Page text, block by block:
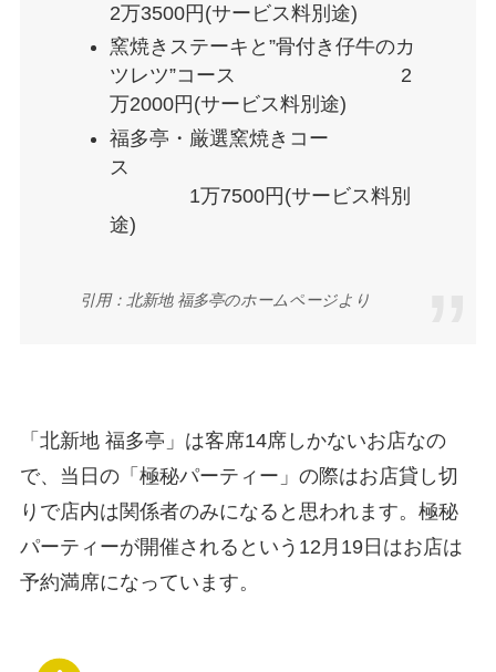
2万3500円(サービス料別途)
窯焼きステーキと”骨付き仔牛のカ
ツレツ”コース 2
万2000円(サービス料別途)
福多亭・厳選窯焼きコー
ス
1万7500円(サービス料別
途)
引用：北新地 福多亭のホームページより
「北新地 福多亭」は客席14席しかないお店なの
で、当日の「極秘パーティー」の際はお店貸し切
りで店内は関係者のみになると思われます。極秘
パーティーが開催されるという12月19日はお店は
予約満席になっています。